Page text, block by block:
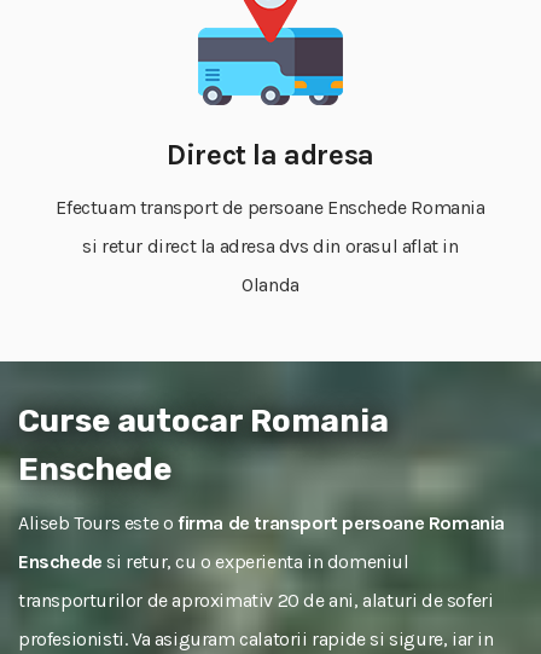
Direct la adresa
Efectuam transport de persoane Enschede Romania
si retur direct la adresa dvs din orasul aflat in
Olanda
Curse autocar Romania
Enschede
Aliseb Tours este o firma de transport persoane Romania
Enschede si retur, cu o experienta in domeniul
transporturilor de aproximativ 20 de ani, alaturi de soferi
profesionisti. Va asiguram calatorii rapide si sigure, iar in